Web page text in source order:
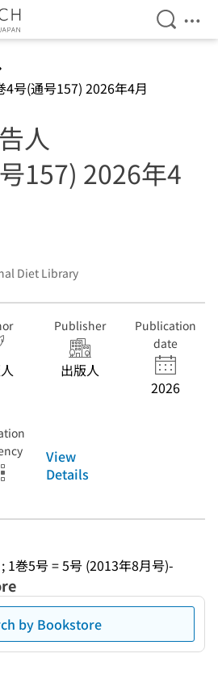
Open
4号(通号157) 2026年4月
人
157) 2026年4
Diet Library
Publisher
出版人
Publication
date
2026
View
Details
1巻5号 = 5号 (2013年8月号)-
by Bookstore